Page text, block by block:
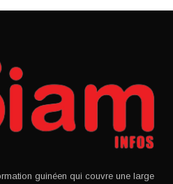
guinéen qui couvre une large